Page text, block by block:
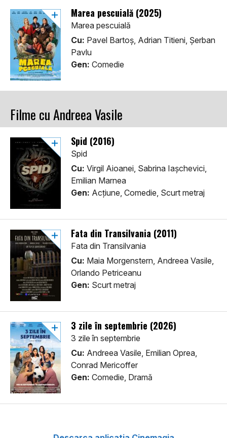
Marea pescuială (2025)
Marea pescuială
Cu: Pavel Bartoș, Adrian Titieni, Șerban
Pavlu
Gen: Comedie
Filme cu Andreea Vasile
Spid (2016)
Spid
Cu: Virgil Aioanei, Sabrina Iașchevici,
Emilian Marnea
Gen: Acţiune, Comedie, Scurt metraj
Fata din Transilvania (2011)
Fata din Transilvania
Cu: Maia Morgenstern, Andreea Vasile,
Orlando Petriceanu
Gen: Scurt metraj
3 zile în septembrie (2026)
3 zile în septembrie
Cu: Andreea Vasile, Emilian Oprea,
Conrad Mericoffer
Gen: Comedie, Dramă